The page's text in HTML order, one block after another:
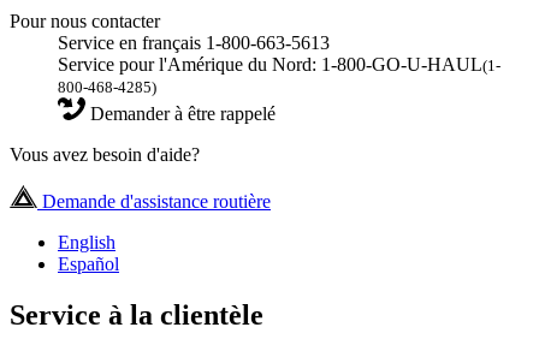
Pour nous contacter
Service en français 1-800-663-5613
Service pour l'Amérique du Nord: 1-800-GO-U-HAUL(1-
800-468-4285)
Demander à être rappelé
Vous avez besoin d'aide?
Demande d'assistance routière
English
Español
Service à la clientèle